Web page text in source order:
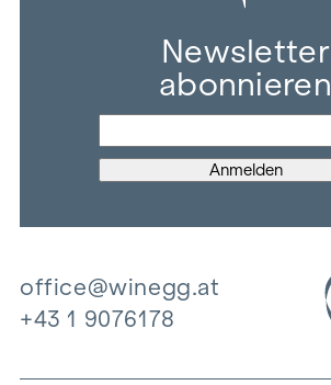
Newsletter
abonnieren
office@winegg.at
+43 1 9076178